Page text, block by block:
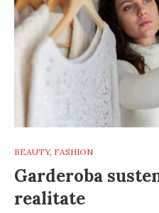
BEAUTY, FASHION
Garderoba
realitate